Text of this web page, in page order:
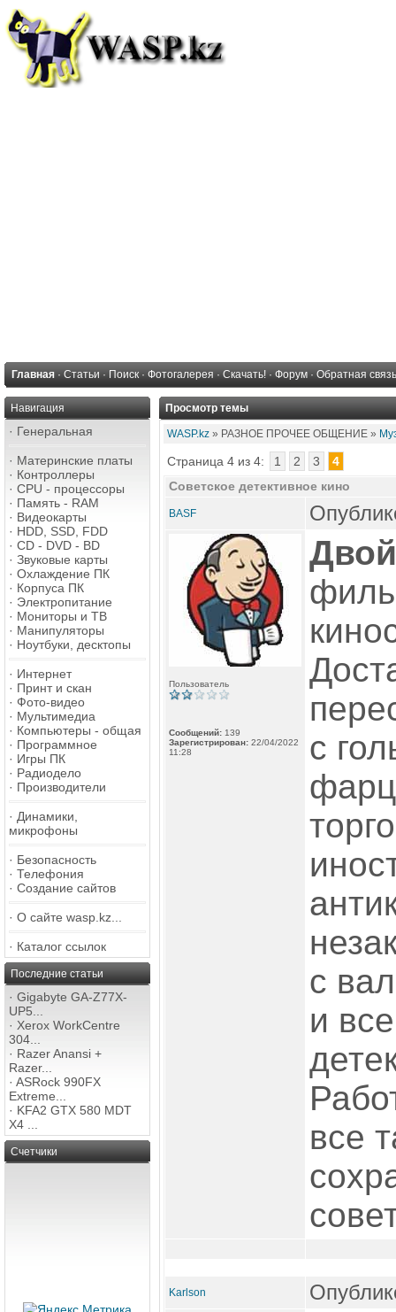
Главная · Статьи · Поиск · Фотогалерея · Скачать! · Форум · Обратная связь
Навигация
· Генеральная
· Материнские платы
· Контроллеры
· CPU - процессоры
· Память - RAM
· Видеокарты
· HDD, SSD, FDD
· CD - DVD - BD
· Звуковые карты
· Охлаждение ПК
· Корпуса ПК
· Электропитание
· Мониторы и ТВ
· Манипуляторы
· Ноутбуки, десктопы
· Интернет
· Принт и скан
· Фото-видео
· Мультимедиа
· Компьютеры - общая
· Программное
· Игры ПК
· Радиодело
· Производители
· Динамики,
микрофоны
· Безопасность
· Телефония
· Создание сайтов
· О сайте wasp.kz...
· Каталог ссылок
Последние статьи
· Gigabyte GA-Z77X-
UP5...
· Xerox WorkCentre
304...
· Razer Anansi +
Razer...
· ASRock 990FX
Extreme...
· KFA2 GTX 580 MDT
X4 ...
Счетчики
Просмотр темы
WASP.kz » РАЗНОЕ ПРОЧЕЕ ОБЩЕНИЕ »
Страница 4 из 4: 1 2 3
4
Советское детективное кино
BASF
Пользователь
Сообщений: 139
Зарегистрирован: 22/04/2022
11:28
с
с
и
все
Karlson